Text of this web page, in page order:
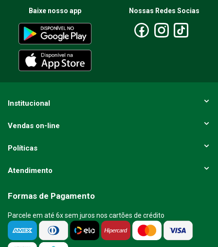
Baixe nosso app Nossas Redes Socias
Institucional
Vendas on-line
Políticas
Atendimento
Formas de Pagamento
Parcele em até 6x sem juros nos cartões de crédito